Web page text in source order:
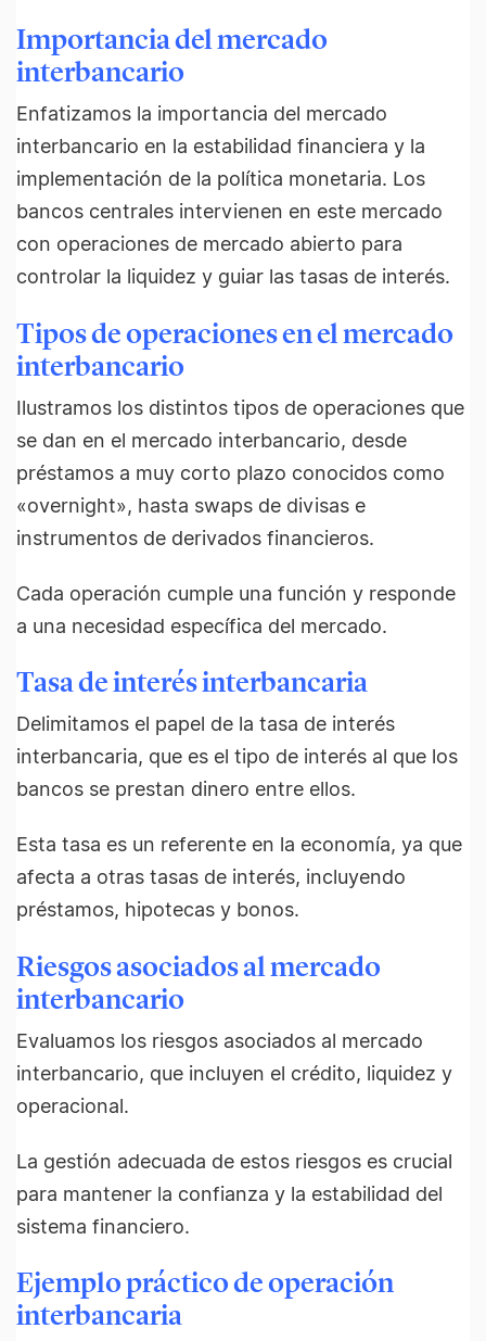
Importancia del mercado
interbancario
Enfatizamos la importancia del mercado
interbancario en la estabilidad financiera y la
implementación de la política monetaria. Los
bancos centrales intervienen en este mercado
con operaciones de mercado abierto para
controlar la liquidez y guiar las tasas de interés.
Tipos de operaciones en el mercado
interbancario
Ilustramos los distintos tipos de operaciones que
se dan en el mercado interbancario, desde
préstamos a muy corto plazo conocidos como
«overnight», hasta swaps de divisas e
instrumentos de derivados financieros.
Cada operación cumple una función y responde
a una necesidad específica del mercado.
Tasa de interés interbancaria
Delimitamos el papel de la tasa de interés
interbancaria, que es el tipo de interés al que los
bancos se prestan dinero entre ellos.
Esta tasa es un referente en la economía, ya que
afecta a otras tasas de interés, incluyendo
préstamos, hipotecas y bonos.
Riesgos asociados al mercado
interbancario
Evaluamos los riesgos asociados al mercado
interbancario, que incluyen el crédito, liquidez y
operacional.
La gestión adecuada de estos riesgos es crucial
para mantener la confianza y la estabilidad del
sistema financiero.
Ejemplo práctico de operación
interbancaria